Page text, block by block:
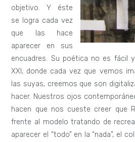
objetivo. Y éste
se logra cada vez
que las hace
aparecer en sus
encuadres. Su poética no es fácil
XXI, donde cada vez que vemos
las suyas, creemos que son
hacer. Nuestros ojos
hacen que nos cueste creer que
frente al modelo tratando de
aparecer el “todo” en la “nada”, el